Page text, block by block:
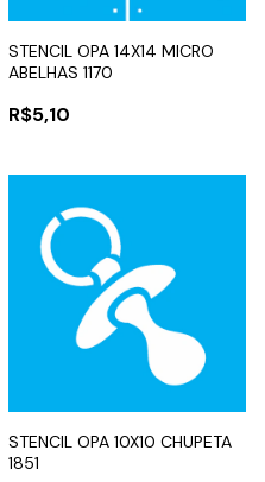
STENCIL OPA 14X14 MICRO
ABELHAS 1170
R$5,10
STENCIL OPA 10X10 CHUPETA
1851